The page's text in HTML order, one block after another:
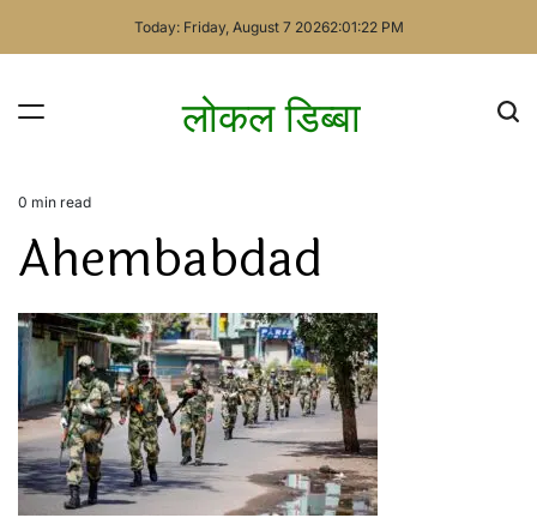
Today: Friday, August 7 20262:01:22 PM
लोकल डिब्बा
Estimated
time
0 min read
Ahembabdad